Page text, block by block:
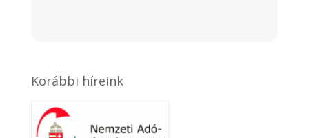
Korábbi híreink